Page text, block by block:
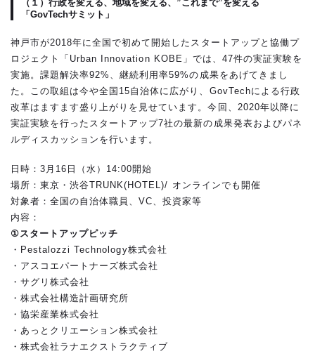
（１）行政を変える、地域を変える、”これまで”を変える
「GovTechサミット」
神戸市が2018年に全国で初めて開始したスタートアップと協働プ
ロジェクト「Urban Innovation KOBE」では、47件の実証実験を
実施。課題解決率92%、継続利用率59%の成果をあげてきまし
た。この取組は今や全国15自治体に広がり、GovTechによる行政
改革はますます盛り上がりを見せています。今回、2020年以降に
実証実験を行ったスタートアップ7社の最新の成果発表およびパネ
ルディスカッションを行います。
日時：3月16日（水）14:00開始
場所：東京・渋谷TRUNK(HOTEL)/ オンラインでも開催
対象者：全国の自治体職員、VC、投資家等
内容：
①スタートアップピッチ
・Pestalozzi Technology株式会社
・アスコエパートナーズ株式会社
・サグリ株式会社
・株式会社構造計画研究所
・協栄産業株式会社
・あっとクリエーション株式会社
・株式会社ラナエクストラクティブ